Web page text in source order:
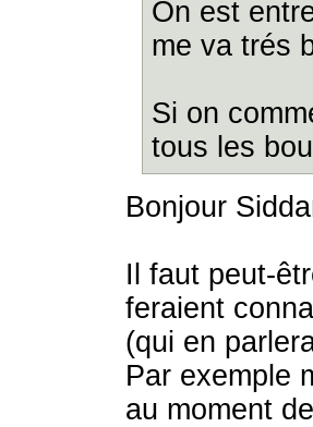
On est
me va trés
Si on
tous les
Bonjour
Il faut peut-
feraient
(qui en
Par exemple
au moment